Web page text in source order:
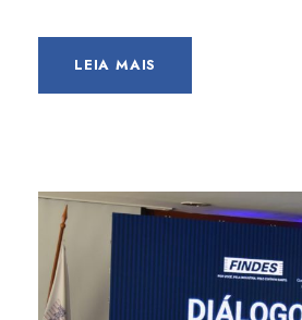
LEIA MAIS